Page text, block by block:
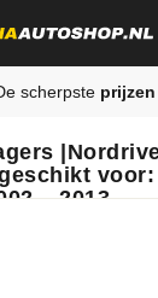
scherpste prijzen
voor:
– 2013